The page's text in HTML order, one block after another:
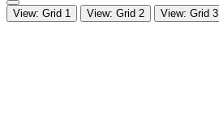
View: Grid 1 View: Grid 2 View: Grid 3